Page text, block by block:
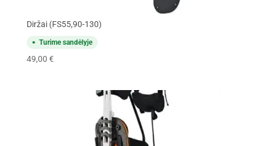
Diržai (FS55,90-130)
Turime sandėlyje
49,00 €